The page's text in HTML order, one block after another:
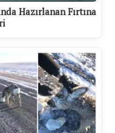
Hazırlanan Fırtına